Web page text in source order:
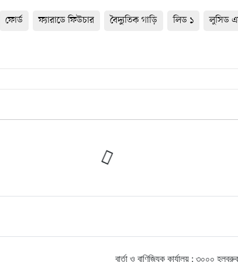
ফোর্ড ফ্যারাডে ফিউচার বৈদ্যুতিক গাড়ি লিড ১ লুসিড
বার্তা ও বাণিজ্যিক কার্যালয় : ৩০০০